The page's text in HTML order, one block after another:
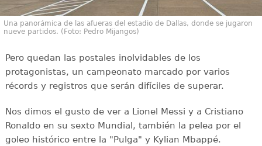
Una panorámica de las afueras del estadio de Dallas, donde se jugaron
nueve partidos. (Foto: Pedro Mijangos)
Pero quedan las postales inolvidables de los
protagonistas, un campeonato marcado por varios
récords y registros que serán difíciles de superar.
Nos dimos el gusto de ver a Lionel Messi y a Cristiano
Ronaldo en su sexto Mundial, también la pelea por el
goleo histórico entre la "Pulga" y Kylian Mbappé.